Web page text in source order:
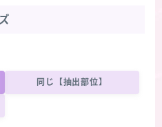
同じ【抽出部位】